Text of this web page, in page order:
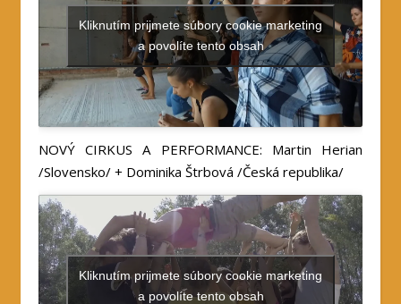
Kliknutím prijmete súbory cookie marketing
a povolíte tento obsah
NOVÝ CIRKUS A PERFORMANCE: Martin Herian
/Slovensko/ + Dominika Štrbová /Česká republika/
Kliknutím prijmete súbory cookie marketing
a povolíte tento obsah